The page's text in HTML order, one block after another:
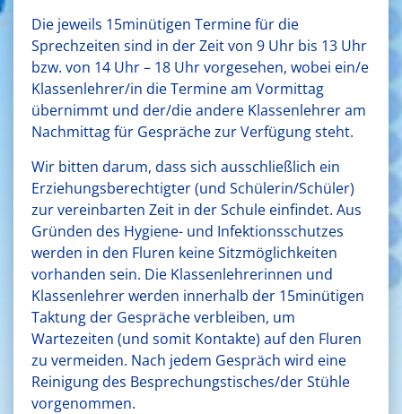
Die jeweils 15minütigen Termine für die
Sprechzeiten sind in der Zeit von 9 Uhr bis 13 Uhr
bzw. von 14 Uhr – 18 Uhr vorgesehen, wobei ein/e
Klassenlehrer/in die Termine am Vormittag
übernimmt und der/die andere Klassenlehrer am
Nachmittag für Gespräche zur Verfügung steht.
Wir bitten darum, dass sich ausschließlich ein
Erziehungsberechtigter (und Schülerin/Schüler)
zur vereinbarten Zeit in der Schule einfindet. Aus
Gründen des Hygiene- und Infektionsschutzes
werden in den Fluren keine Sitzmöglichkeiten
vorhanden sein. Die Klassenlehrerinnen und
Klassenlehrer werden innerhalb der 15minütigen
Taktung der Gespräche verbleiben, um
Wartezeiten (und somit Kontakte) auf den Fluren
zu vermeiden. Nach jedem Gespräch wird eine
Reinigung des Besprechungstisches/der Stühle
vorgenommen.